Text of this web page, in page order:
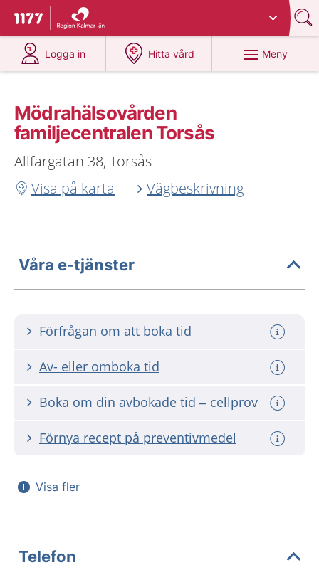
Till startsidan för 1177
Du har valt region
Logga in
på 1177.se
Hitta vård
på 1177.se
Meny
Mödrahälsovården
familjecentralen Torsås
Allfargatan 38, Torsås
Visa på karta
Vägbeskrivning
Våra e-tjänster
Förfrågan om att boka tid
Av- eller omboka tid
Boka om din avbokade tid – cellprov
Förnya recept på preventivmedel
Visa fler
Telefon